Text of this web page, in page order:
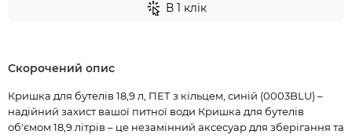
В 1 клік
Скорочений опис
Кришка для бутелів 18,9 л, ПЕТ з кільцем, синій (0003BLU) –
надійний захист вашої питної води Кришка для бутелів
об'ємом 18,9 літрів – це незамінний аксесуар для зберігання та